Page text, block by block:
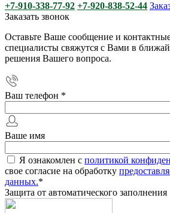
+7-910-338-77-92 +7-920-838-52-44
Заказать звонок
Оставьте Ваше сообщение и
специалисты свяжутся с Вами в
решения Вашего вопроса.
Ваш телефон *
Ваше имя
Я ознакомлен с политикой
свое согласие на обработку
данных.*
Защита от автоматического заполнения